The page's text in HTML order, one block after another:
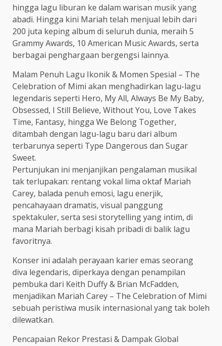
hingga lagu liburan ke dalam warisan musik yang
abadi. Hingga kini Mariah telah menjual lebih dari
200 juta keping album di seluruh dunia, meraih 5
Grammy Awards, 10 American Music Awards, serta
berbagai penghargaan bergengsi lainnya.
Malam Penuh Lagu Ikonik & Momen Spesial – The
Celebration of Mimi akan menghadirkan lagu-lagu
legendaris seperti Hero, My All, Always Be My Baby,
Obsessed, I Still Believe, Without You, Love Takes
Time, Fantasy, hingga We Belong Together,
ditambah dengan lagu-lagu baru dari album
terbarunya seperti Type Dangerous dan Sugar
Sweet.
Pertunjukan ini menjanjikan pengalaman musikal
tak terlupakan: rentang vokal lima oktaf Mariah
Carey, balada penuh emosi, lagu enerjik,
pencahayaan dramatis, visual panggung
spektakuler, serta sesi storytelling yang intim, di
mana Mariah berbagi kisah pribadi di balik lagu
favoritnya.
Konser ini adalah perayaan karier emas seorang
diva legendaris, diperkaya dengan penampilan
pembuka dari Keith Duffy & Brian McFadden,
menjadikan Mariah Carey – The Celebration of Mimi
sebuah peristiwa musik internasional yang tak boleh
dilewatkan.
Pencapaian Rekor Prestasi & Dampak Global